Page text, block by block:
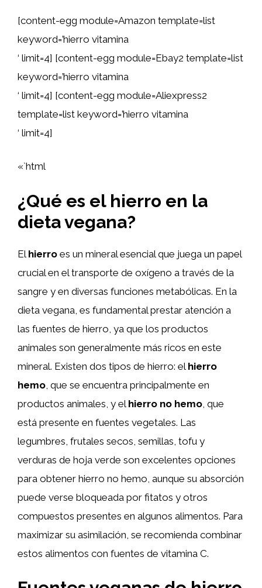
[content-egg module=Amazon template=list
keyword=’hierro vitamina
‘ limit=4] [content-egg module=Ebay2 template=list
keyword=’hierro vitamina
‘ limit=4] [content-egg module=Aliexpress2
template=list keyword=’hierro vitamina
‘ limit=4]
«`html
¿Qué es el hierro en la
dieta vegana?
El hierro es un mineral esencial que juega un papel
crucial en el transporte de oxígeno a través de la
sangre y en diversas funciones metabólicas. En la
dieta vegana, es fundamental prestar atención a
las fuentes de hierro, ya que los productos
animales son generalmente más ricos en este
mineral. Existen dos tipos de hierro: el hierro
hemo , que se encuentra principalmente en
productos animales, y el hierro no hemo , que
está presente en fuentes vegetales. Las
legumbres, frutales secos, semillas, tofu y
verduras de hoja verde son excelentes opciones
para obtener hierro no hemo, aunque su absorción
puede verse bloqueada por fitatos y otros
compuestos presentes en algunos alimentos. Para
maximizar su asimilación, se recomienda combinar
estos alimentos con fuentes de vitamina C.